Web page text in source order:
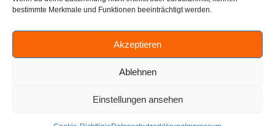
bestimmte Merkmale und Funktionen beeinträchtigt werden.
Akzeptieren
Ablehnen
Einstellungen ansehen